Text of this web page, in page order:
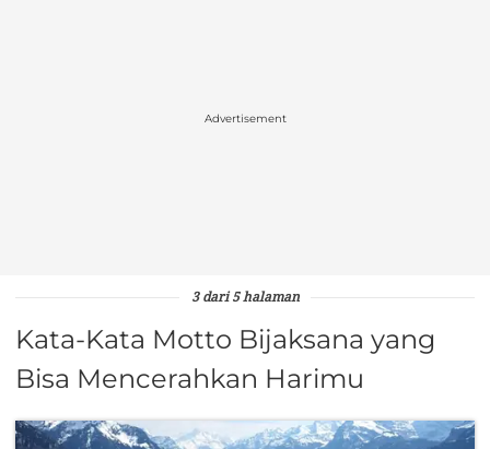
Advertisement
3 dari 5 halaman
Kata-Kata Motto Bijaksana yang
Bisa Mencerahkan Harimu